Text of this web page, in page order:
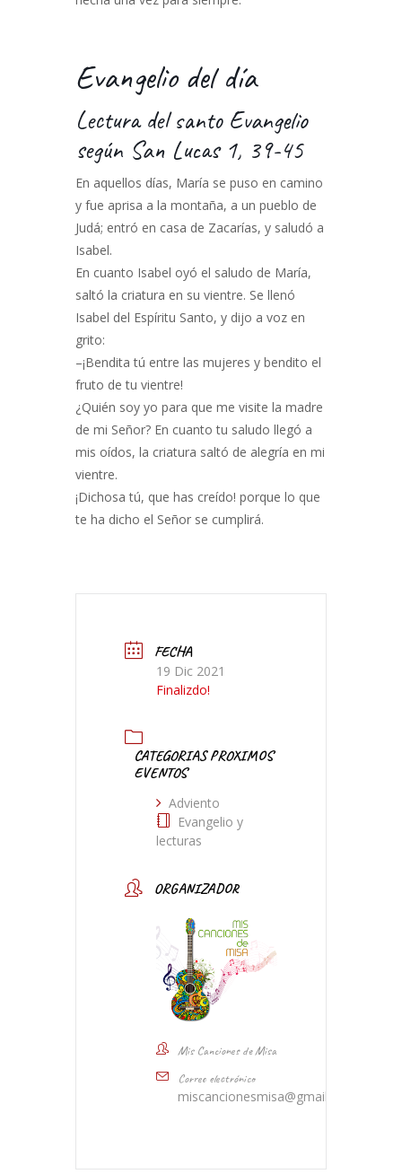
Evangelio del día
Lectura del santo Evangelio
según San Lucas 1, 39-45
En aquellos días, María se puso en camino
y fue aprisa a la montaña, a un pueblo de
Judá; entró en casa de Zacarías, y saludó a
Isabel.
En cuanto Isabel oyó el saludo de María,
saltó la criatura en su vientre. Se llenó
Isabel del Espíritu Santo, y dijo a voz en
grito:
–¡Bendita tú entre las mujeres y bendito el
fruto de tu vientre!
¿Quién soy yo para que me visite la madre
de mi Señor? En cuanto tu saludo llegó a
mis oídos, la criatura saltó de alegría en mi
vientre.
¡Dichosa tú, que has creído! porque lo que
te ha dicho el Señor se cumplirá.
FECHA
19 Dic 2021
Finalizdo!
CATEGORIAS PROXIMOS
EVENTOS
Adviento
Evangelio y
lecturas
ORGANIZADOR
Mis Canciones de Misa
Correo electrónico
miscancionesmisa@gmail.com